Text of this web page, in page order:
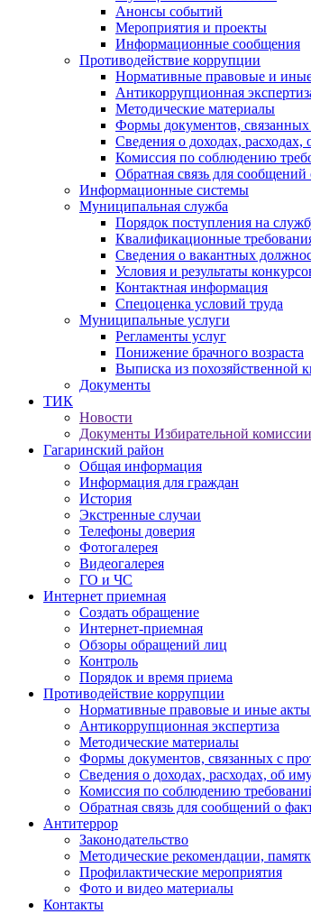
Анонсы событий
Мероприятия и проекты
Информационные сообщения
Противодействие коррупции
Нормативные правовые и
Антикоррупционная
Методические материалы
Формы документов, связанных
Сведения о доходах, расходах,
Комиссия по соблюдению
Обратная связь для
Информационные системы
Муниципальная служба
Порядок поступления на
Квалификационные
Сведения о вакантных
Условия и результаты
Контактная информация
Спецоценка условий труда
Муниципальные услуги
Регламенты услуг
Понижение брачного возраста
Выписка из похозяйственной
Документы
ТИК
Новости
Документы Избирательной комиссии
Гагаринский район
Общая информация
Информация для граждан
История
Экстренные случаи
Телефоны доверия
Фотогалерея
Видеогалерея
ГО и ЧС
Интернет приемная
Создать обращение
Интернет-приемная
Обзоры обращений лиц
Контроль
Порядок и время приема
Противодействие коррупции
Нормативные правовые и иные акты
Антикоррупционная экспертиза
Методические материалы
Формы документов, связанных с
Сведения о доходах, расходах, об
Комиссия по соблюдению
Обратная связь для сообщений о
Антитеррор
Законодательство
Методические рекомендации,
Профилактические мероприятия
Фото и видео материалы
Контакты